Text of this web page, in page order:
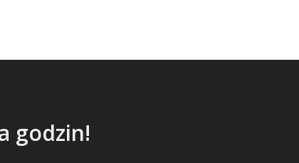
godzin!